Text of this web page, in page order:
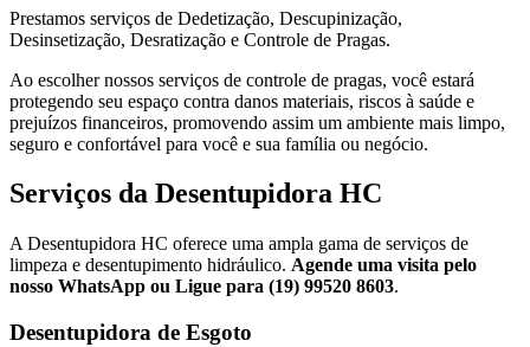
Prestamos serviços de Dedetização, Descupinização,
Desinsetização, Desratização e Controle de Pragas.
Ao escolher nossos serviços de controle de pragas, você estará
protegendo seu espaço contra danos materiais, riscos à saúde e
prejuízos financeiros, promovendo assim um ambiente mais limpo,
seguro e confortável para você e sua família ou negócio.
Serviços da Desentupidora HC
A Desentupidora HC oferece uma ampla gama de serviços de
limpeza e desentupimento hidráulico. Agende uma visita pelo
nosso WhatsApp ou Ligue para (19) 99520 8603.
Desentupidora de Esgoto